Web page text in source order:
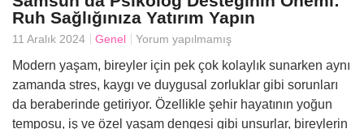
Yemek
Ruh Sağlığınıza Yatırım Yapın
11 Aralık 2024 Genel Yorum yapılmamış
Modern yaşam, bireyler için pek çok kolaylık sunarken aynı
zamanda stres, kaygı ve duygusal zorluklar gibi sorunları
da beraberinde getiriyor. Özellikle şehir hayatının yoğun
temposu, iş ve özel yaşam dengesi gibi unsurlar, bireylerin